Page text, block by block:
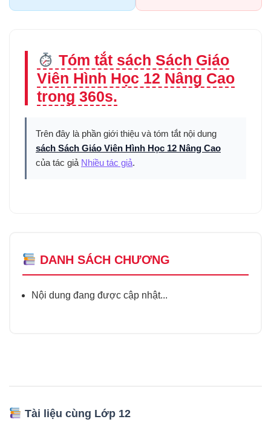
Tóm tắt sách Sách Giáo
Viên Hình Học 12 Nâng Cao
trong 360s.
Trên đây là phần giới thiệu và tóm tắt nội dung
sách Sách Giáo Viên Hình Học 12 Nâng Cao
của tác giả Nhiều tác giả.
DANH SÁCH CHƯƠNG
Nội dung đang được cập nhật...
Tài liệu cùng Lớp 12